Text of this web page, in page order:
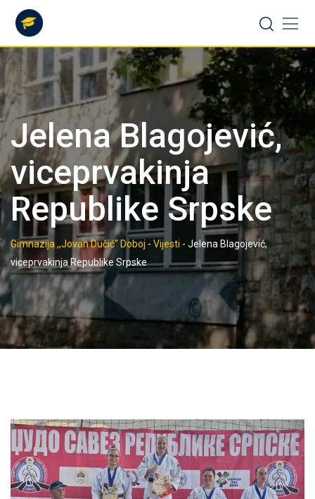
content
Jelena Blagojević,
viceprvakinja
Republike Srpske
Gimnazija ,,Jovan Dučić" Doboj - Vijesti - Jelena Blagojević,
viceprvakinja Republike Srpske